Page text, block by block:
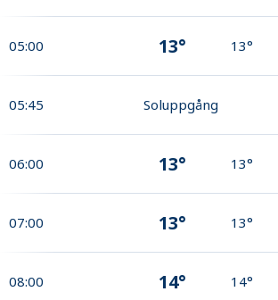
05:00 13° 13°
05:45 Soluppgång
06:00 13° 13°
07:00 13° 13°
08:00 14° 14°